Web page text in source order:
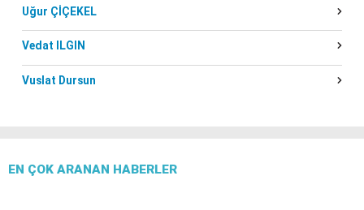
Uğur ÇİÇEKEL
Vedat ILGIN
Vuslat Dursun
EN ÇOK ARANAN HABERLER